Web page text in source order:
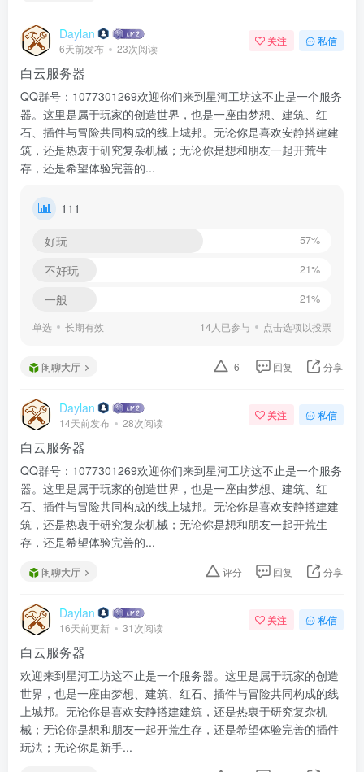
Daylan
6天前发布 23次阅读
关注 私信
白云服务器
QQ群号：1077301269欢迎你们来到星河工坊这不止是一个服务
器。这里是属于玩家的创造世界，也是一座由梦想、建筑、红
石、插件与冒险共同构成的线上城邦。无论你是喜欢安静搭建建
筑，还是热衷于研究复杂机械；无论你是想和朋友一起开荒生
存，还是希望体验完善的...
111
57%
好玩
21%
不好玩
21%
一般
单选 长期有效 14人已参与 点击选项以投票
闲聊大厅 6 回复 分享
Daylan
14天前发布 28次阅读
关注 私信
白云服务器
QQ群号：1077301269欢迎你们来到星河工坊这不止是一个服务
器。这里是属于玩家的创造世界，也是一座由梦想、建筑、红
石、插件与冒险共同构成的线上城邦。无论你是喜欢安静搭建建
筑，还是热衷于研究复杂机械；无论你是想和朋友一起开荒生
存，还是希望体验完善的...
闲聊大厅 评分 回复 分享
Daylan
16天前更新 31次阅读
关注 私信
白云服务器
欢迎来到星河工坊这不止是一个服务器。这里是属于玩家的创造
世界，也是一座由梦想、建筑、红石、插件与冒险共同构成的线
上城邦。无论你是喜欢安静搭建建筑，还是热衷于研究复杂机
械；无论你是想和朋友一起开荒生存，还是希望体验完善的插件
玩法；无论你是新手...